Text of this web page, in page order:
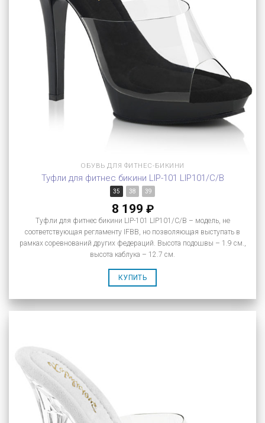
ОБУВЬ ДЛЯ ФИТНЕС-БИКИНИ
Туфли для фитнес бикини LIP-101 LIP101/C/B
35 38 39
8 199 ₽
Туфли для фитнес бикини LIP-101 LIP101/C/B – модель, не
соответствующая регламенту IFBB, но позволяющая выступать в
рамках соревнований других федераций. Высота подошвы – 1.9 см.,
высота каблука – 12.7 см.
КУПИТЬ